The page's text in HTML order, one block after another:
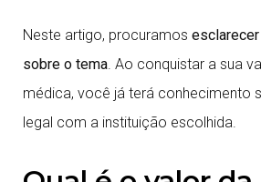
Neste artigo, procuramos
sobre o tema. Ao conquistar a sua
médica, você já terá conhecimento
legal com a instituição escolhida.